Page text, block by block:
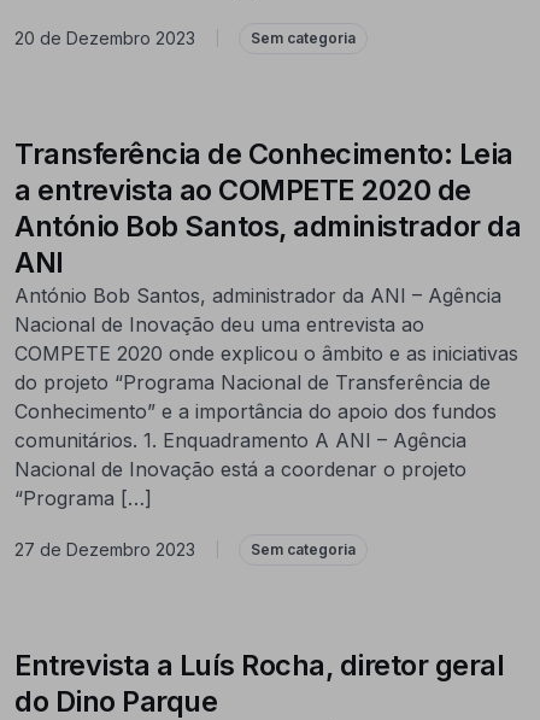
20 de Dezembro 2023 Sem categoria
Transferência de Conhecimento: Leia
a entrevista ao COMPETE 2020 de
António Bob Santos, administrador da
ANI
António Bob Santos, administrador da ANI – Agência
Nacional de Inovação deu uma entrevista ao
COMPETE 2020 onde explicou o âmbito e as iniciativas
do projeto “Programa Nacional de Transferência de
Conhecimento” e a importância do apoio dos fundos
comunitários. 1. Enquadramento A ANI – Agência
Nacional de Inovação está a coordenar o projeto
“Programa […]
27 de Dezembro 2023 Sem categoria
Entrevista a Luís Rocha, diretor geral
do Dino Parque